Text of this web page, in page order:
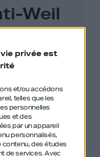
privée est
et/ou accédons
telles que les
personnelles
et des
par un appareil
personnalisés,
des études
de services.Avec
Weil
GDIY :
Pénaliste –
je veux
H. Moser & Cie. –